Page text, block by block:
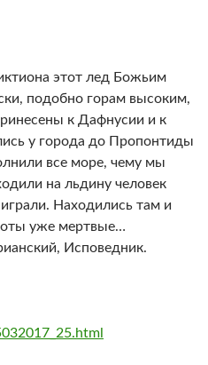
этот лед Божьим
подобно горам высоким,
к Дафнусии и к
у города до Пропонтиды
все море, чему мы
на льдину человек
Находились там и
уже мертвые…
Исповедник.